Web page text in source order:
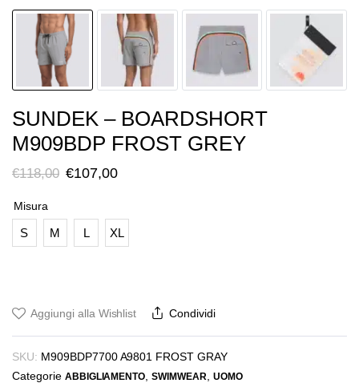
SUNDEK – BOARDSHORT
M909BDP FROST GREY
€118,00 Il
originale
era:
€107,00Il
attuale
è:
Misura
S M L XL
Aggiungi alla Wishlist Condividi
SKU: M909BDP7700 A9801 FROST GRAY
Categorie ABBIGLIAMENTO ,SWIMWEAR UOMO